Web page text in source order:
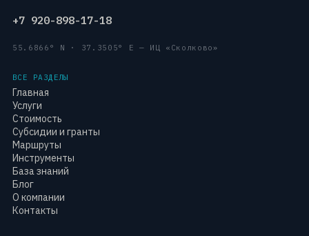
+7 920-898-17-18
55.6866° N · 37.3505° E — ИЦ «Сколково»
ВСЕ РАЗДЕЛЫ
Главная
Услуги
Стоимость
Субсидии и гранты
Маршруты
Инструменты
База знаний
Блог
О компании
Контакты